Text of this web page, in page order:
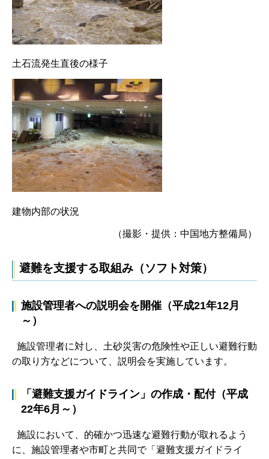
土石流発生直後の様子
建物内部の状況
（撮影・提供：中国地方整備局）
避難を支援する取組み（ソフト対策）
施設管理者への説明会を開催（平成21年12月
～）
施設管理者に対し、土砂災害の危険性や正しい避難行動
の取り方などについて、説明会を実施しています。
「避難支援ガイドライン」の作成・配付（平成
22年6月～）
施設において、的確かつ迅速な避難行動が取れるよう
に、施設管理者や市町と共同で「避難支援ガイドライ